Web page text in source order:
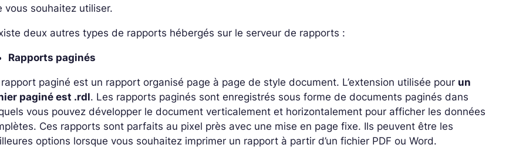
vous souhaitez utiliser.
deux autres types de rapports hébergés sur le serveur de rapports :
Rapports paginés
paginé est un rapport organisé page à page de style document. L’extension utilisée pour un
paginé est .rdl. Les rapports paginés sont enregistrés sous forme de documents paginés dans
vous pouvez développer le document verticalement et horizontalement pour afficher les données
Ces rapports sont parfaits au pixel près avec une mise en page fixe. Ils peuvent être les
options lorsque vous souhaitez imprimer un rapport à partir d’un fichier PDF ou Word.